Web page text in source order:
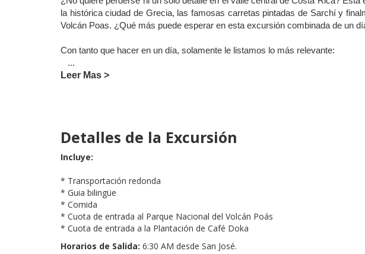
la histórica ciudad de Grecia, las famosas carretas pintadas de Sarchí y
Volcán Poas. ¿Qué más puede esperar en esta excursión combinada de un
Con tanto que hacer en un día, solamente le listamos lo más relevante:
...
Leer Mas >
Detalles de la Excursión
Incluye:
* Transportación redonda
* Guia bilingüe
* Comida
* Cuota de entrada al Parque Nacional del Volcán Poás
* Cuota de entrada a la Plantación de Café Doka
Horarios de Salida: 6:30 AM desde San José.